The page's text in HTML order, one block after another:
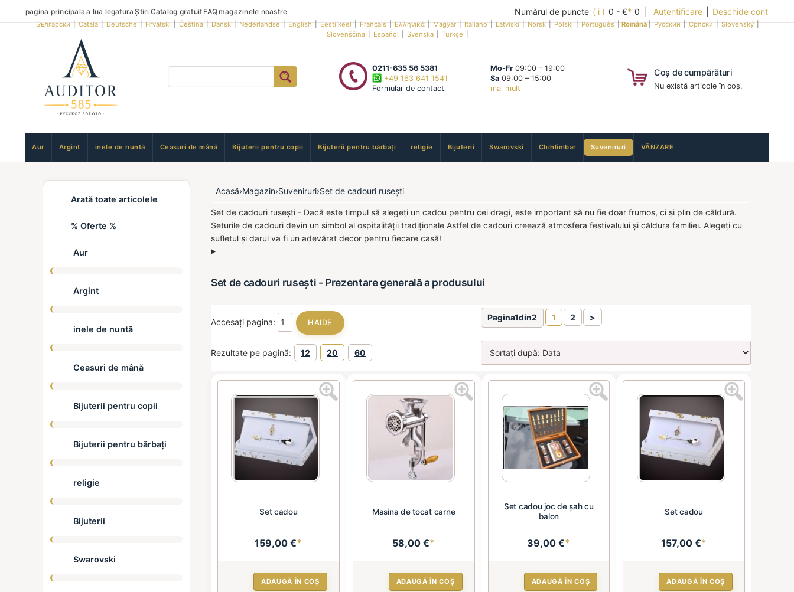
pagina principala a lua legatura Știri Catalog gratuit FAQmagazinele noastre Numărul de puncte ( i ) 0 - €* 0 | Autentificare Deschide cont
Български|Català|Deutsche|Hrvatski|Čeština|Dansk|Nederlandse|English|Eesti keel|Français|Ελληνικά|Magyar|Italiano|Latviski|Norsk|Polski|Português|Română|Русский|Српски|Slovenský|
Slovenščina
Español Svenska Türkçe
0211-635 56 5381
+49 163 641 1541
Formular de contact
Mo-Fr09:00 – 19:00
Sa09:00 – 15:00
mai mult
Coș de cumpărături
Nu există articole în coș.
Aur Argint inele de nuntă Ceasuri de mână Bijuterii pentru copii Bijuterii pentru bărbați religie Bijuterii Swarovski Chihlimbar Suveniruri VÂNZARE
Arată toate articolele
% Oferte %
Aur
Argint
inele de nuntă
Ceasuri de mână
Bijuterii pentru copii
Bijuterii pentru bărbați
religie
Bijuterii
Swarovski
Acasă›Magazin›Suveniruri›Set de cadouri rusești
Set de cadouri rusești - Dacă este timpul să alegeți un cadou pentru cei dragi, este important să nu fie doar frumos, ci și plin de căldură.
Seturile de cadouri devin un simbol al ospitalității tradiționale Astfel de cadouri creează atmosfera festivalului și căldura familiei. Alegeți cu
sufletul și darul va fi un adevărat decor pentru fiecare casă!
Set de cadouri rusești - Prezentare generală a produsului
Accesați pagina: Pagina1din2 1 2 >
Rezultate pe pagină: 12 20 60
Set cadou
159,00 €*
ADAUGĂ ÎN COȘ
Masina de tocat carne
58,00 €*
ADAUGĂ ÎN COȘ
Set cadou joc de șah cu
balon
39,00 €*
ADAUGĂ ÎN COȘ
Set cadou
157,00 €*
ADAUGĂ ÎN COȘ